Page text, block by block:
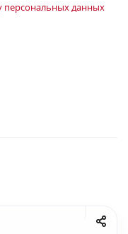
персональных данных